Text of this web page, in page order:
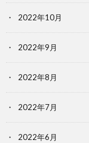
2022年10月
2022年9月
2022年8月
2022年7月
2022年6月